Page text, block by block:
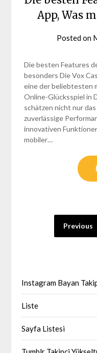
App, Was
Posted on
Die besten Features
besonders Die Vox
eine der beliebtesten
Online-Glücksspiel in
schätzen nicht nur
zuverlässige
innovativen
mobiler…
sayfalaması
Previous
Instagram Bayan
Liste
Sayfa Listesi